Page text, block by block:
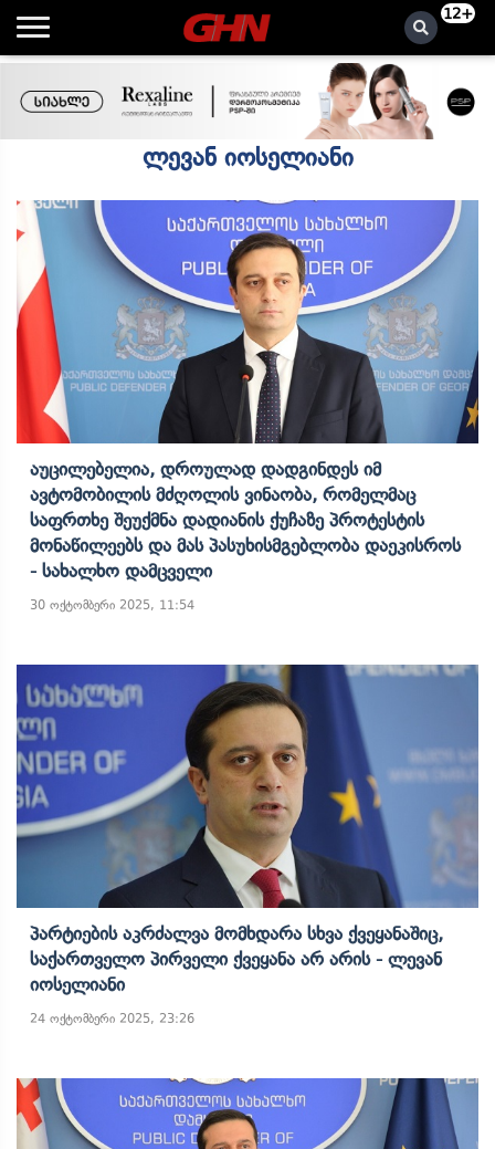
12+
ლევან იოსელიანი
Აუცილებელია, Დროულად Დადგინდეს Იმ
Ავტომობილის Მძღოლის Ვინაობა, Რომელმაც
Საფრთხე Შეუქმნა Დადიანის Ქუჩაზე Პროტესტის
Მონაწილეებს Და Მას Პასუხისმგებლობა Დაეკისროს
- Სახალხო Დამცველი
30 ოქტომბერი 2025, 11:54
Პარტიების Აკრძალვა Მომხდარა Სხვა Ქვეყანაშიც,
Საქართველო Პირველი Ქვეყანა Არ Არის - Ლევან
Იოსელიანი
24 ოქტომბერი 2025, 23:26